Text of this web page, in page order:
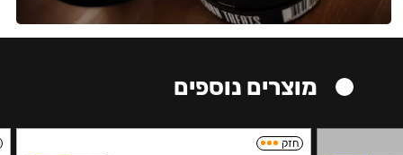
מוצרים נוספים
חזק